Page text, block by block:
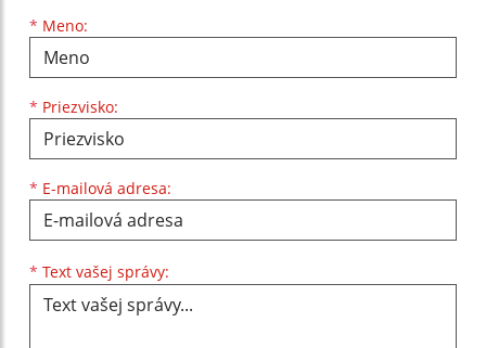
* Meno:
Meno
* Priezvisko:
Priezvisko
* E-mailová adresa:
E-mailová adresa
* Text vašej správy: